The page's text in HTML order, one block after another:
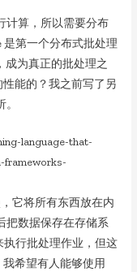
计算，所以需要分布
第一个分布式批处理
成为真正的批处理之
能的？我之前写了另
language-that-
frameworks-
它将所有东西放在内
把数据保存在存储系
执行批处理作业，但这
希望有人能够使用